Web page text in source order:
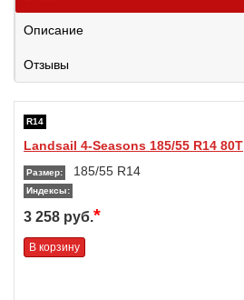
Описание
Отзывы
R14
Landsail 4-Seasons 185/55 R14 80T
Размер: 185/55 R14
Индексы:
3 258 руб.*
В корзину